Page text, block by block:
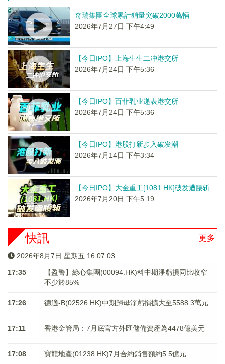
奇瑞集團全球累計銷量突破2000萬輛
2026年7月27日 下午4:49
【今日IPO】上海生生二冲港交所
2026年7月24日 下午5:36
【今日IPO】百菲乳业递表港交所
2026年7月24日 下午5:36
【今日IPO】港股打新步入破发潮
2026年7月14日 下午3:34
【今日IPO】大金重工[1081.HK]破发遭腰斩
2026年7月20日 下午5:19
更多
快訊
2026年8月7日 星期五 16:07:03
17:35
【盈警】綠心集團(00094.HK)料中期淨虧損同比收窄
不少於85%
17:26 德適-B(02526.HK)中期歸母淨虧損擴大至5588.3萬元
17:11 香港金管局：7月底官方外匯儲備資產為4478億美元
17:08 寶龍地產(01238.HK)7月合約銷售額約5.5億元